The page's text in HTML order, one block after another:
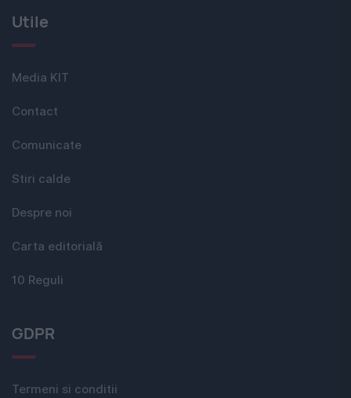
Utile
Media KIT
Contact
Comunicate
Stiri calde
Despre noi
Carta editorială
10 Reguli
GDPR
Termeni si conditii